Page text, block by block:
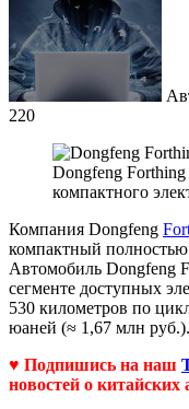
220
Dongfeng
компактного
Компания Dongfeng
компактный
Автомобиль Dongfeng
сегменте доступных
530 километров по
юаней (≈ 1,67 млн руб.).
♥ Подпишись на наш
новостей о